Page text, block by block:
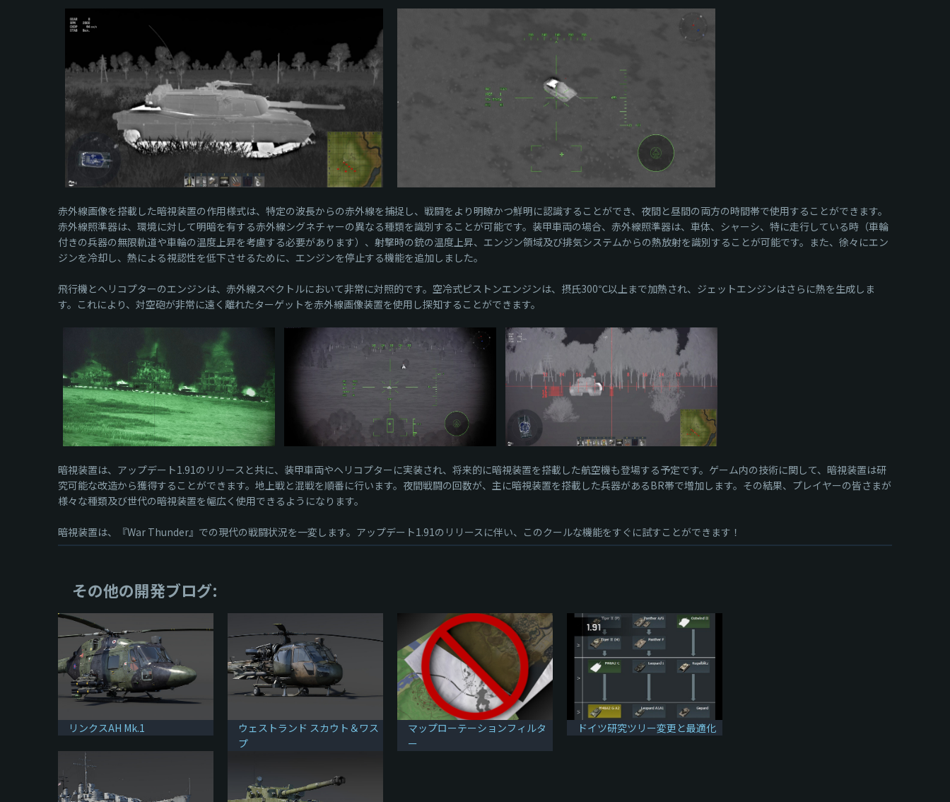
赤外線画像を搭載した暗視装置の作用様式は、特定の波長からの赤外線を捕捉し、戦闘をより明瞭かつ鮮明に認識することができ、夜間と昼間の両方の時間帯で使用することができます。
赤外線照準器は、環境に対して明暗を有する赤外線シグネチャーの異なる種類を識別することが可能です。装甲車両の場合、赤外線照準器は、車体、シャーシ、特に走行している時（車輪
付きの兵器の無限軌道や車輪の温度上昇を考慮する必要があります）、射撃時の銃の温度上昇、エンジン領域及び排気システムからの熱放射を識別することが可能です。また、徐々にエン
ジンを冷却し、熱による視認性を低下させるために、エンジンを停止する機能を追加しました。
飛行機とヘリコプターのエンジンは、赤外線スペクトルにおいて非常に対照的です。空冷式ピストンエンジンは、摂氏300℃以上まで加熱され、ジェットエンジンはさらに熱を生成しま
す。これにより、対空砲が非常に遠く離れたターゲットを赤外線画像装置を使用し探知することができます。
暗視装置は、アップデート1.91のリリースと共に、装甲車両やヘリコプターに実装され、将来的に暗視装置を搭載した航空機も登場する予定です。ゲーム内の技術に関して、暗視装置は研
究可能な改造から獲得することができます。地上戦と混戦を順番に行います。夜間戦闘の回数が、主に暗視装置を搭載した兵器があるBR帯で増加します。その結果、プレイヤーの皆さまが
様々な種類及び世代の暗視装置を幅広く使用できるようになります。
暗視装置は、『War Thunder』での現代の戦闘状況を一変します。アップデート1.91のリリースに伴い、このクールな機能をすぐに試すことができます！
その他の開発ブログ:
リンクスAH Mk.1
ウェストランド スカウト＆ワス
プ
マップローテーションフィルタ
ー
ドイツ研究ツリー変更と最適化